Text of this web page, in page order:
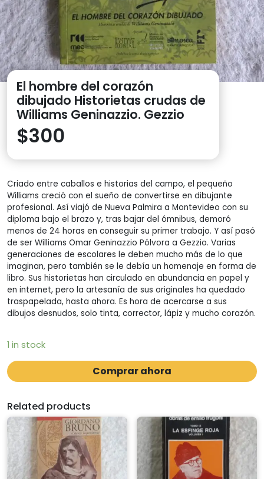
El hombre del corazón
dibujado Historietas crudas de
Williams Geninazzio. Gezzio
$300
Criado entre caballos e historias del campo, el pequeño
Williams creció con el sueño de convertirse en dibujante
profesional. Así viajó de Nueva Palmira a Montevideo con su
diploma bajo el brazo y, tras bajar del ómnibus, demoró
menos de 24 horas en conseguir su primer trabajo. Y así pasó
de ser Williams Omar Geninazzio Pólvora a Gezzio. Varias
generaciones de escolares le deben mucho más de lo que
imaginan, pero también se le debía un homenaje en forma de
libro. Sus historietas han circulado en abundancia en papel y
en internet, pero la artesanía de sus originales ha quedado
traspapelada, hasta ahora. Es hora de acercarse a sus
dibujos desnudos, solo tinta, corrector, lápiz y mucho corazón.
1 in stock
Comprar ahora
Related products